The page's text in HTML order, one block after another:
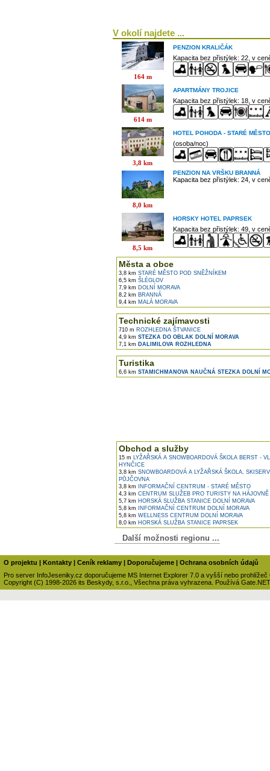
V okolí najdete ...
164 m
PENZION KRALIČÁK
Kapacita bez přistýlek: 22, v
614 m
APARTMÁNY TROJICE
Kapacita bez přistýlek: 18, v
3,8 km
HOTEL POHODA - STARÉ
(osoba/noc)
8,0 km
PENZION NA VRŠKU BRANNÁ
Kapacita bez přistýlek: 24, v
8,5 km
HORSKY HOTEL PAPRSEK
Kapacita bez přistýlek: 49, v
Města a obce
3,8 km STARÉ MĚSTO POD SNĚŽNÍKEM
6,5 km ŠLÉGLOV
7,9 km DOLNÍ MORAVA
8,2 km BRANNÁ
9,4 km MALÁ MORAVA
Technické zajímavosti
710 m ROZHLEDNA ŠTVANICE
4,9 km STEZKA DO OBLAK DOLNÍ MORAVA
7,1 km DALIMILOVA ROZHLEDNA
Turistika
6,6 km STAMICHMANOVA NAUČNÁ STEZKA DOLNÍ
Obchod a služby
15 m LYŽAŘSKÁ A SNOWBOARDOVÁ ŠKOLA BERST -
HYNČICE
3,8 km SNOWBOARDOVÁ A LYŽAŘSKÁ ŠKOLA,
PŮJČOVNA
3,8 km INFORMAČNÍ CENTRUM - STARÉ MĚSTO
4,3 km CENTRUM SLUŽEB PRO TURISTY NA HÁJOVNĚ
5,7 km HORSKÁ SLUŽBA STANICE DOLNÍ MORAVA
5,8 km INFORMAČNÍ CENTRUM DOLNÍ MORAVA
5,8 km WELLNESS CENTRUM DOLNÍ MORAVA
8,0 km HORSKÁ SLUŽBA STANICE PAPRSEK
Další možnosti regionu ...
O projektu | Kontakty | Ceník reklamy | Doporučujeme | Ochrana osobních údajů
Pro server InfoJeseniky.cz doporučujeme MS Internet Explorer 7.0 a vyšší nebo prohlížeč
Copyright (C) 1998-2026 its Beskydy, s.r.o., Všechna práva vyhrazena. Používá